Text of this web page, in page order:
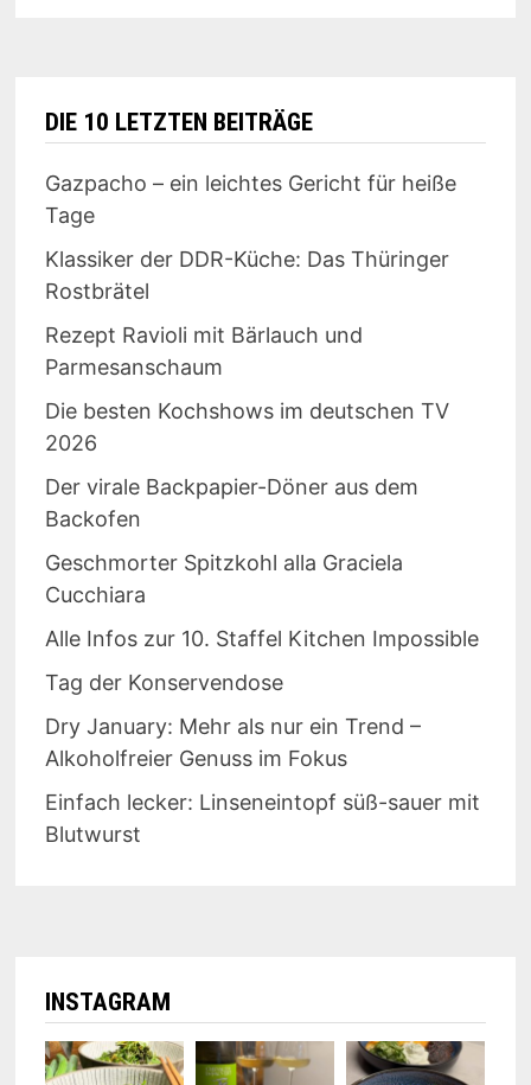
DIE 10 LETZTEN BEITRÄGE
Gazpacho – ein leichtes Gericht für heiße
Tage
Klassiker der DDR-Küche: Das Thüringer
Rostbrätel
Rezept Ravioli mit Bärlauch und
Parmesanschaum
Die besten Kochshows im deutschen TV
2026
Der virale Backpapier-Döner aus dem
Backofen
Geschmorter Spitzkohl alla Graciela
Cucchiara
Alle Infos zur 10. Staffel Kitchen Impossible
Tag der Konservendose
Dry January: Mehr als nur ein Trend –
Alkoholfreier Genuss im Fokus
Einfach lecker: Linseneintopf süß-sauer mit
Blutwurst
INSTAGRAM